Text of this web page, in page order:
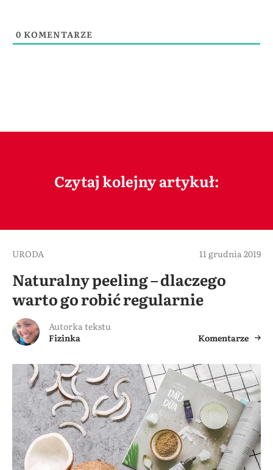
0 KOMENTARZE
Czytaj kolejny artykuł:
URODA 11 grudnia 2019
Naturalny peeling – dlaczego
warto go robić regularnie
Autorka tekstu
Fizinka
Komentarze